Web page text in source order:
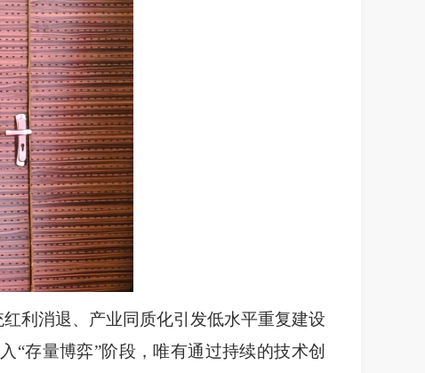
利消退、产业同质化引发低水平重复建设
“存量博弈”阶段，唯有通过持续的技术创